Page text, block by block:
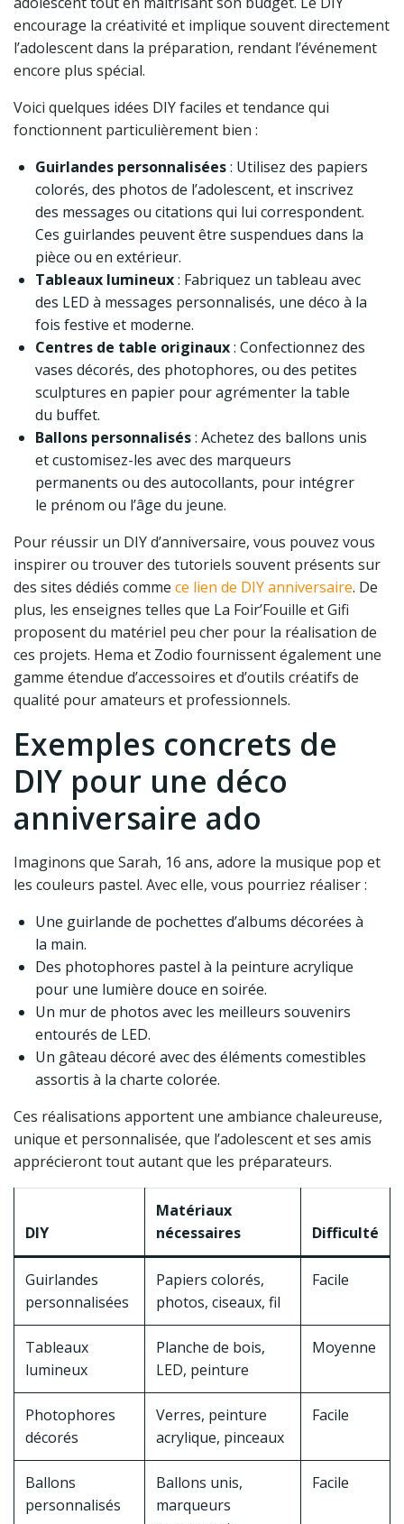
encourage la créativité et implique souvent directement
l’adolescent dans la préparation, rendant l’événement
encore plus spécial.
Voici quelques idées DIY faciles et tendance qui
fonctionnent particulièrement bien :
Guirlandes personnalisées: Utilisez des papiers
colorés, des photos de l’adolescent, et inscrivez
des messages ou citations qui lui correspondent.
Ces guirlandes peuvent être suspendues dans la
pièce ou en extérieur.
Tableaux lumineux: Fabriquez un tableau avec
des LED à messages personnalisés, une déco à la
fois festive et moderne.
Centres de table originaux: Confectionnez des
vases décorés, des photophores, ou des petites
sculptures en papier pour agrémenter la table
du buffet.
Ballons personnalisés: Achetez des ballons unis
et customisez-les avec des marqueurs
permanents ou des autocollants, pour intégrer
le prénom ou l’âge du jeune.
Pour réussir un DIY d’anniversaire, vous pouvez vous
inspirer ou trouver des tutoriels souvent présents sur
des sites dédiés comme ce lien de DIY anniversaire. De
plus, les enseignes telles que La Foir’Fouille et Gifi
proposent du matériel peu cher pour la réalisation de
ces projets. Hema et Zodio fournissent également une
gamme étendue d’accessoires et d’outils créatifs de
qualité pour amateurs et professionnels.
Exemples concrets de
DIY pour une déco
anniversaire ado
Imaginons que Sarah, 16 ans, adore la musique pop et
les couleurs pastel. Avec elle, vous pourriez réaliser :
Une guirlande de pochettes d’albums décorées à
la main.
Des photophores pastel à la peinture acrylique
pour une lumière douce en soirée.
Un mur de photos avec les meilleurs souvenirs
entourés de LED.
Un gâteau décoré avec des éléments comestibles
assortis à la charte colorée.
Ces réalisations apportent une ambiance chaleureuse,
unique et personnalisée, que l’adolescent et ses amis
apprécieront tout autant que les préparateurs.
DIY
Matériaux
nécessaires
Difficulté
Guirlandes
personnalisées
Papiers colorés,
photos, ciseaux, fil
Facile
Tableaux
lumineux
Planche de bois,
LED, peinture
Moyenne
Photophores
décorés
Verres, peinture
acrylique, pinceaux
Facile
Ballons
personnalisés
Ballons unis,
marqueurs
Facile